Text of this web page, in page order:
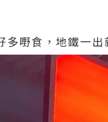
嘢食，地鐵一出